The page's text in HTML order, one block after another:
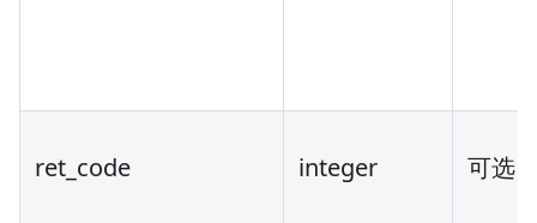
ret_code integer 可选